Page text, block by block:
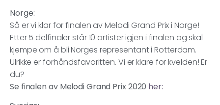
Norge:
Så er vi klar for finalen av Melodi Grand Prix i Norge!
Etter 5 delfinaler står 10 artister igjen i finalen og skal
kjempe om å bli Norges representant i Rotterdam.
Ulrikke er forhåndsfavoritten. Vi er klare for kvelden! Er
du?
Se finalen av Melodi Grand Prix 2020 her: